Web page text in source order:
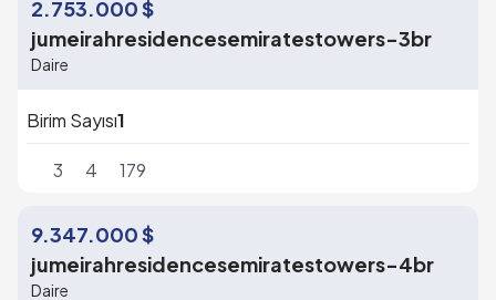
2.753.000 $
jumeirahresidencesemiratestowers-3br
Daire
Birim Sayısı1
3 4 179
9.347.000 $
jumeirahresidencesemiratestowers-4br
Daire